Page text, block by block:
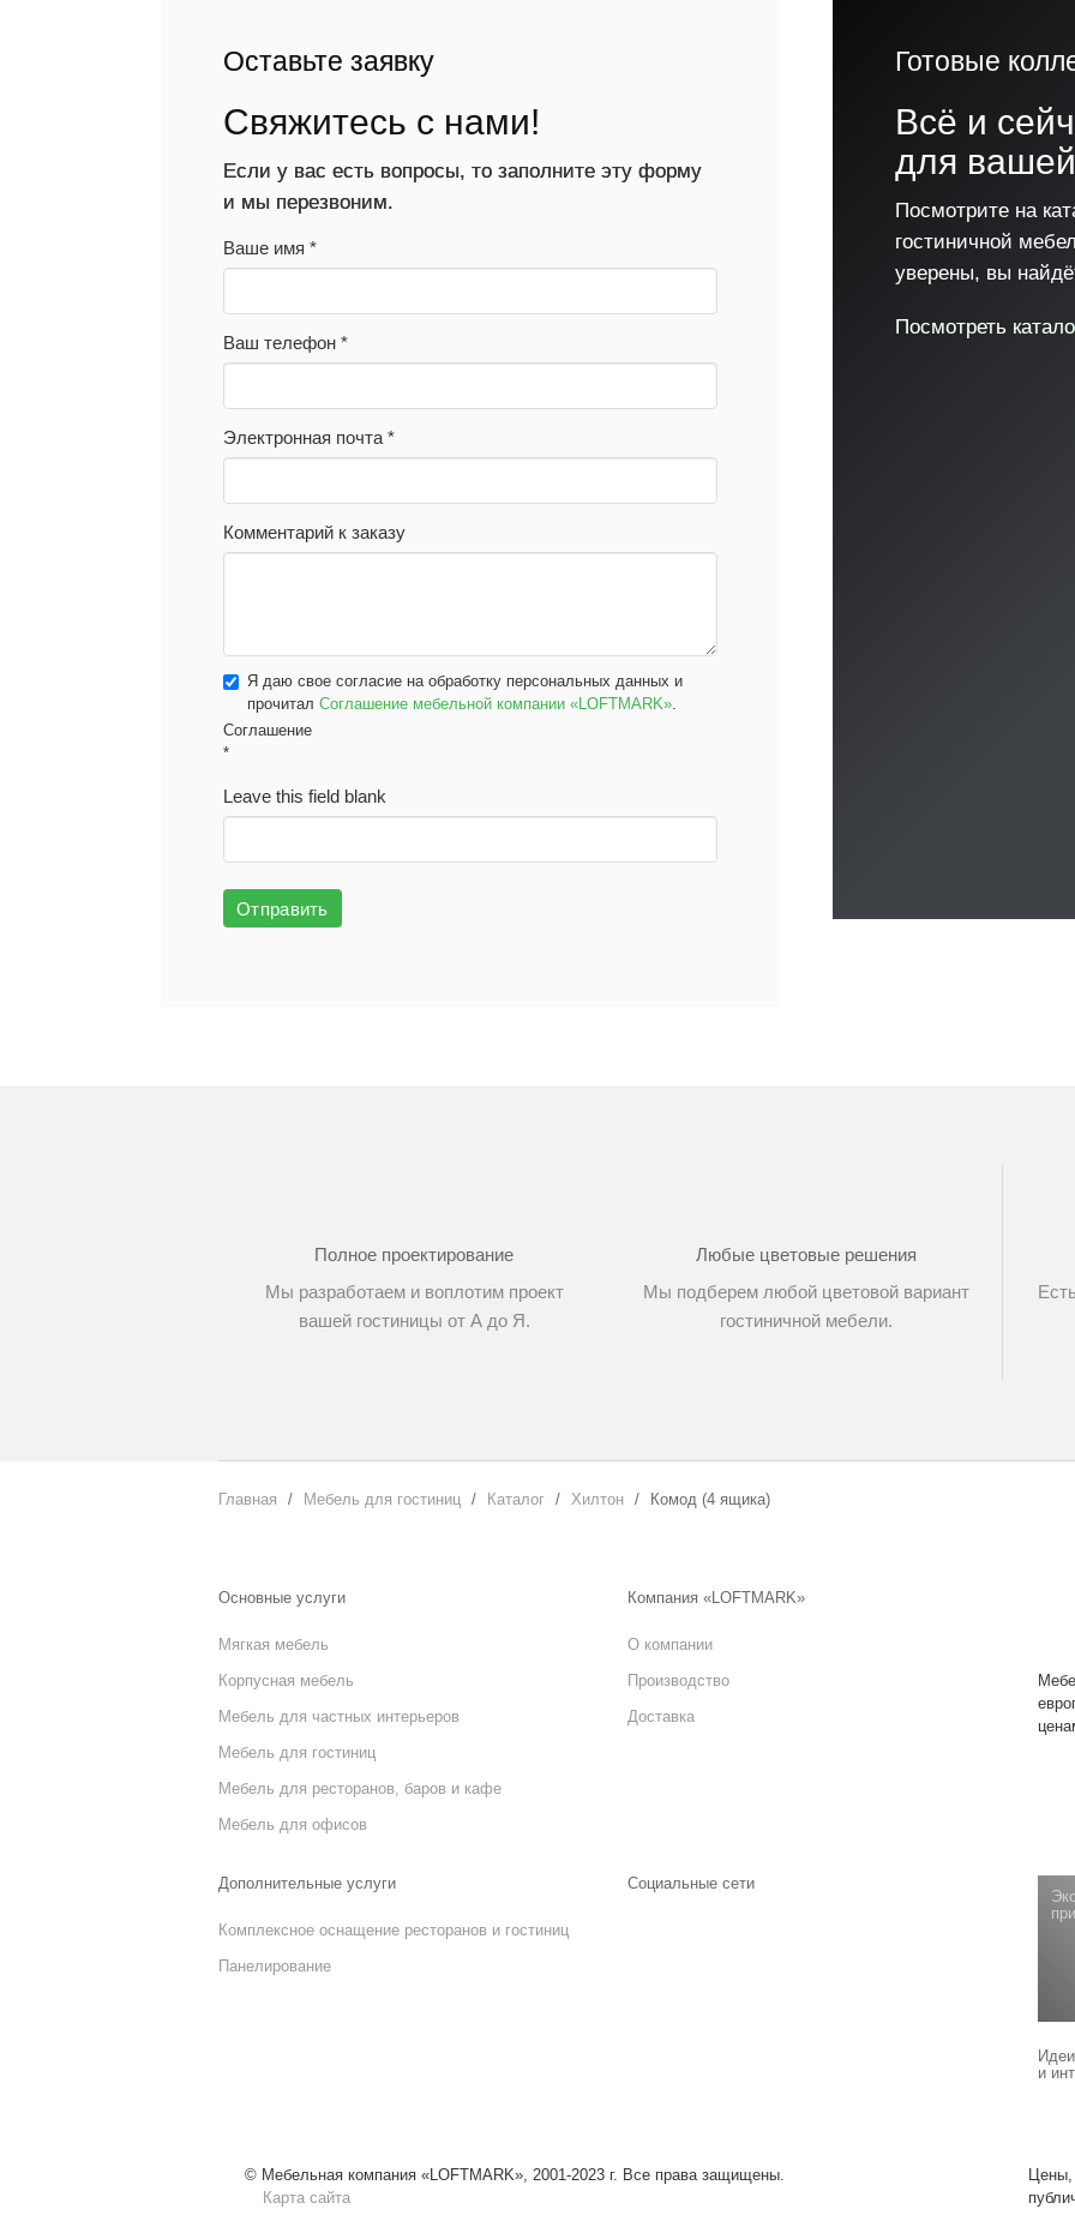
Оставьте заявку
Свяжитесь с нами!
Если у вас есть вопросы, то заполните эту форму
и мы перезвоним.
Ваше имя *
Ваш телефон *
Электронная почта *
Комментарий к заказу
Я даю свое согласие на обработку персональных данных и
прочитал Соглашение мебельной компании «LOFTMARK».
Соглашение
*
Leave this field blank
Отправить
Готовые
Всё и
для
Посмотрите на
гостиничной
уверены, вы
Посмотреть
Полное проектирование
Мы разработаем и воплотим проект
вашей гостиницы от А до Я.
Любые цветовые решения
Мы подберем любой цветовой вариант
гостиничной мебели.
Главная Мебель для гостиниц Каталог Хилтон Комод (4 ящика)
Основные услуги
Мягкая мебель
Корпусная мебель
Мебель для частных интерьеров
Мебель для гостиниц
Мебель для ресторанов, баров и кафе
Мебель для офисов
Компания «LOFTMARK»
О компании
Производство
Доставка
Дополнительные услуги
Комплексное оснащение ресторанов и гостиниц
Панелирование
Социальные сети
и
© Мебельная компания «LOFTMARK», 2001-2023 г. Все права защищены.
Карта сайта
Цены,